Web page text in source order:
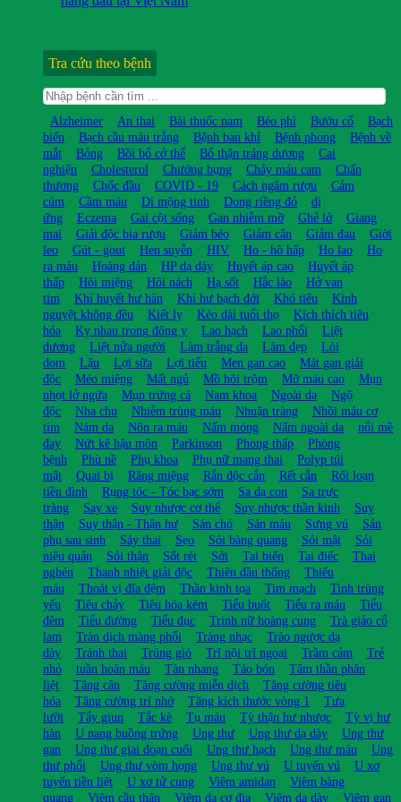
Tra cứu theo bệnh
Alzheimer An thai Bài thuốc nam Béo phì Bướu cổ
Bạch
biến
Bạch cầu máu trắng Bệnh ban khỉ Bệnh phong
Bệnh về
mắt
Bỏng Bồi bổ cở thể Bổ thận tráng dương
Cai
nghiện
Cholesterol Chướng bụng Chảy máu cam
Chấn
thương
Chốc đầu COVID - 19 Cách ngâm rượu
Cảm
cúm
Cầm máu Di mộng tinh Dong riềng đỏ
dị
ứng
Eczema Gai cột sống Gan nhiễm mỡ Ghẻ lở
Giang
mai
Giải độc bia rượu Giảm béo Giảm cân Giảm đau
Giời
leo
Gút - gout Hen suyễn HIV Ho - hô hấp Ho lao
Ho
ra máu
Hoàng đản HP dạ dày Huyết áp cao
Huyết áp
thấp
Hôi miệng Hôi nách Hạ sốt Hắc lào
Hở van
tim
Khí huyết hư hàn Khí hư bạch đới Khó tiêu
Kinh
nguyệt không đều
Kiết lỵ Kéo dài tuổi thọ
Kích thích tiêu
hóa
Kỵ nhau trong đông y Lao hạch Lao phổi
Liệt
dương
Liệt nửa người Làm trắng da Làm đẹp
Lòi
dom
Lậu Lợi sữa Lợi tiểu Men gan cao
Mát gan giải
độc
Méo miệng Mất ngủ Mồ hôi trộm Mỡ máu cao
Mụn
nhọt lở ngứa
Mụn trứng cá Nam khoa Ngoài da
Ngộ
độc
Nha chu Nhiễm trùng máu Nhuận tràng
Nhồi máu cơ
tim
Nám da Nôn ra máu Nấm móng Nấm ngoài da
nổi mề
đay
Nứt kẽ hậu môn Parkinson Phong thấp
Phòng
bệnh
Phù nề Phụ khoa Phụ nữ mang thai
Polyp túi
mật
Quai bị Răng miệng Rắn độc cắn Rết cắn
Rối loạn
tiền đình
Rụng tóc - Tóc bạc sớm Sa dạ con
Sa trực
tràng
Say xe Suy nhược cơ thể Suy nhược thần kinh
Suy
thận
Suy thận - Thận hư Sán chó Sán máu Sưng vú
Sản
phụ sau sinh
Sảy thai Sẹo Sỏi bàng quang Sỏi mật
Sỏi
niệu quản
Sỏi thận Sốt rét Sởi Tai biến Tai điếc
Thai
nghén
Thanh nhiệt giải độc Thiên đầu thống
Thiếu
máu
Thoát vị đĩa đệm Thần kinh tọa Tim mạch
Tinh trùng
yếu
Tiêu chảy Tiêu hóa kém Tiểu buốt Tiểu ra máu
Tiểu
đêm
Tiểu đường Tiểu đục Trinh nữ hoàng cung
Trà giảo cổ
lam
Tràn dịch màng phổi Tràng nhạc
Trào ngược dạ
dày
Tránh thai Trúng gió Trĩ nội trĩ ngoại Trầm cảm
Trẻ
nhỏ
tuần hoàn máu Tàn nhang Táo bón
Tâm thần phân
liệt
Tăng cân Tăng cường miễn dịch
Tăng cường tiêu
hóa
Tăng cường trí nhớ Tăng kích thước vòng 1
Tưa
lưỡi
Tẩy giun Tắc kè Tụ máu Tỳ thận hư nhược
Tỳ vị hư
hàn
U nang buồng trứng Ung thư Ung thư dạ dày
Ung thư
gan
Ung thư giai đoạn cuối Ung thư hạch Ung thư máu
Ung
thư phổi
Ung thư vòm họng Ung thư vú U tuyến vú
U xơ
tuyến tiền liệt
U xơ tử cung Viêm amidan
Viêm bàng
quang
Viêm cầu thận Viêm da cơ địa Viêm dạ dày
Viêm gan